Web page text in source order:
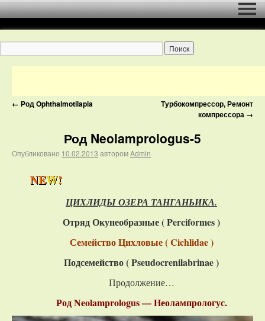
← Род Ophthalmotilapia
Турбокомпрессор, Ремонт
компрессора →
Род Neolamprologus-5
Опубликовано 10.02.2013 авторомAdmin
ЦИХЛИДЫ ОЗЕРА ТАНГАНЬИКА.
Отряд Окунеобразные (Perciformes)
Семейство Цихловые ( Cichlidae )
Подсемейство (Pseudocrenilabrinae)
Продолжение…
Род Neolamprologus — Неолампрологус.